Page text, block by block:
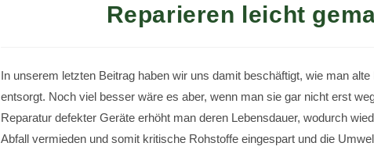
Reparieren leicht
In unserem letzten Beitrag haben wir uns damit beschäftigt, wie man
entsorgt. Noch viel besser wäre es aber, wenn man sie gar nicht erst
Reparatur defekter Geräte erhöht man deren Lebensdauer, wodurch
Abfall vermieden und somit kritische Rohstoffe eingespart und die